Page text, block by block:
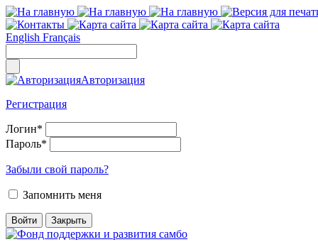
English Français
Авторизация
Регистрация
Логин*
Пароль*
Забыли свой пароль?
Запомнить меня